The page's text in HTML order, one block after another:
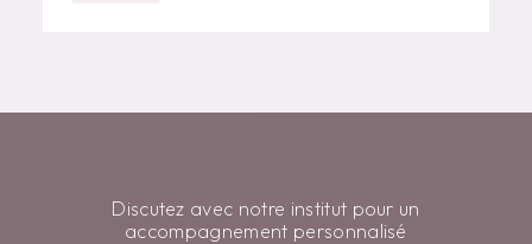
Discutez avec notre institut pour un
accompagnement personnalisé